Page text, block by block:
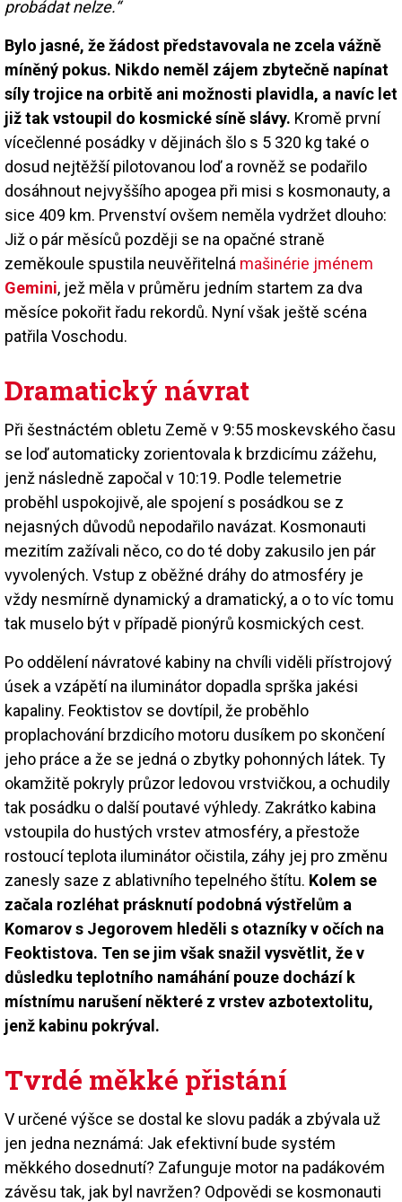
probádat nelze.“
Bylo jasné, že žádost představovala ne zcela vážně
míněný pokus. Nikdo neměl zájem zbytečně napínat
síly trojice na orbitě ani možnosti plavidla, a navíc let
již tak vstoupil do kosmické síně slávy. Kromě první
vícečlenné posádky v dějinách šlo s 5 320 kg také o
dosud nejtěžší pilotovanou loď a rovněž se podařilo
dosáhnout nejvyššího apogea při misi s kosmonauty, a
sice 409 km. Prvenství ovšem neměla vydržet dlouho:
Již o pár měsíců později se na opačné straně
zeměkoule spustila neuvěřitelná mašinérie jménem
Gemini, jež měla v průměru jedním startem za dva
měsíce pokořit řadu rekordů. Nyní však ještě scéna
patřila Voschodu.
Dramatický návrat
Při šestnáctém obletu Země v 9:55 moskevského času
se loď automaticky zorientovala k brzdicímu zážehu,
jenž následně započal v 10:19. Podle telemetrie
proběhl uspokojivě, ale spojení s posádkou se z
nejasných důvodů nepodařilo navázat. Kosmonauti
mezitím zažívali něco, co do té doby zakusilo jen pár
vyvolených. Vstup z oběžné dráhy do atmosféry je
vždy nesmírně dynamický a dramatický, a o to víc tomu
tak muselo být v případě pionýrů kosmických cest.
Po oddělení návratové kabiny na chvíli viděli přístrojový
úsek a vzápětí na iluminátor dopadla sprška jakési
kapaliny. Feoktistov se dovtípil, že proběhlo
proplachování brzdicího motoru dusíkem po skončení
jeho práce a že se jedná o zbytky pohonných látek. Ty
okamžitě pokryly průzor ledovou vrstvičkou, a ochudily
tak posádku o další poutavé výhledy. Zakrátko kabina
vstoupila do hustých vrstev atmosféry, a přestože
rostoucí teplota iluminátor očistila, záhy jej pro změnu
zanesly saze z ablativního tepelného štítu. Kolem se
začala rozléhat prásknutí podobná výstřelům a
Komarov s Jegorovem hleděli s otazníky v očích na
Feoktistova. Ten se jim však snažil vysvětlit, že v
důsledku teplotního namáhání pouze dochází k
místnímu narušení některé z vrstev azbotextolitu,
jenž kabinu pokrýval.
Tvrdé měkké přistání
V určené výšce se dostal ke slovu padák a zbývala už
jen jedna neznámá: Jak efektivní bude systém
měkkého dosednutí? Zafunguje motor na padákovém
závěsu tak, jak byl navržen? Odpovědi se kosmonauti